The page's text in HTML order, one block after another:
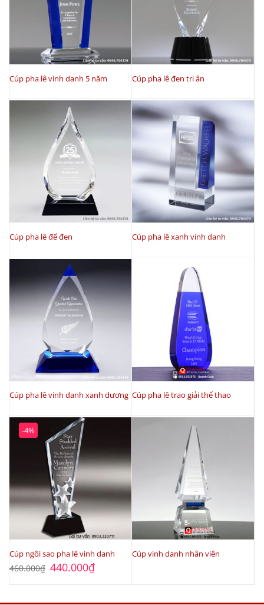
Cúp pha lê vinh danh 5 năm Cúp pha lê đen tri ân
Cúp pha lê đế đen Cúp pha lê xanh vinh danh
Cúp pha lê vinh danh xanh dương Cúp pha lê trao giải thể thao
-4%
Cúp ngôi sao pha lê vinh danh
460.000₫ Giá
gốc
440.000₫Giá
Cúp vinh danh nhân viên